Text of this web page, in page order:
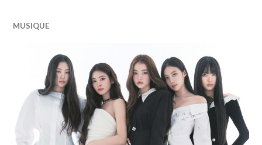
MUSIQUE